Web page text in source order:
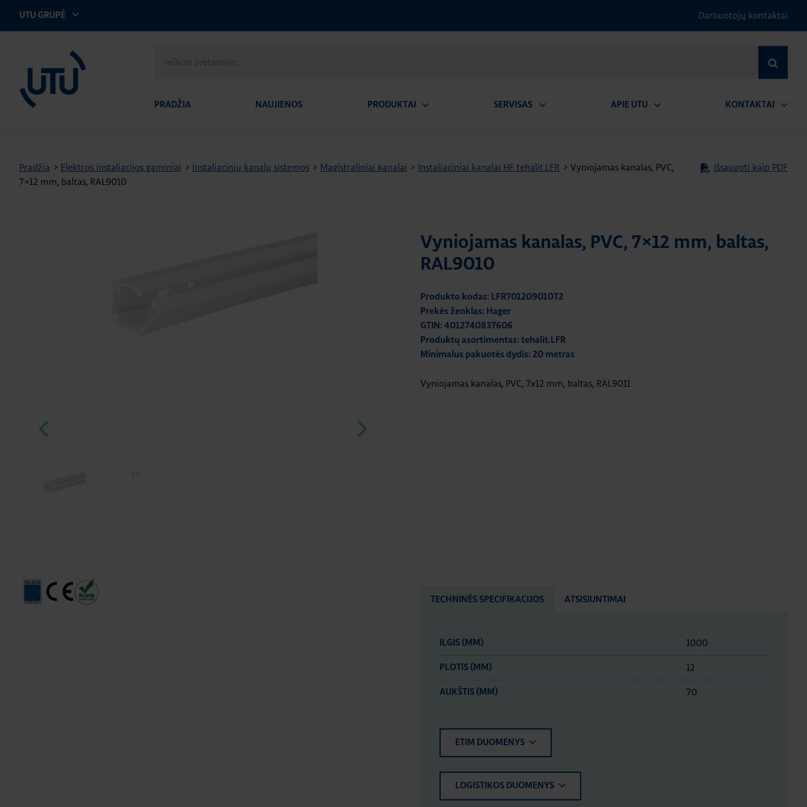
UTU GRUPĖ Darbuotojų kontaktai
svetainėje
PRADŽIA NAUJIENOS PRODUKTAI SERVISAS APIE UTU KONTAKTAI
Pradžia > Elektros instaliacijos gaminiai > Instaliacinių kanalų sistemos > Magistraliniai kanalai > Instaliaciniai kanalai HF tehalit.LFR > Vyniojamas kanalas, PVC,
7×12 mm, baltas, RAL9010
Išsaugoti kaip PDF
Vyniojamas kanalas, PVC, 7×12 mm, baltas,
RAL9010
Produkto kodas: LFR701209010T2
Prekės ženklas: Hager
GTIN: 4012740837606
Produktų asortimentas: tehalit.LFR
Minimalus pakuotės dydis: 20 metras
Vyniojamas kanalas, PVC, 7x12 mm, baltas, RAL9011
TECHNINĖS SPECIFIKACIJOS ATSISIUNTIMAI
ILGIS (MM) 1000
PLOTIS (MM) 12
AUKŠTIS (MM) 70
ETIM DUOMENYS
LOGISTIKOS DUOMENYS